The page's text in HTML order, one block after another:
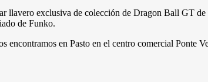
llavero exclusiva de colección de Dragon Ball GT
de Funko.
encontramos en Pasto en el centro comercial Ponte